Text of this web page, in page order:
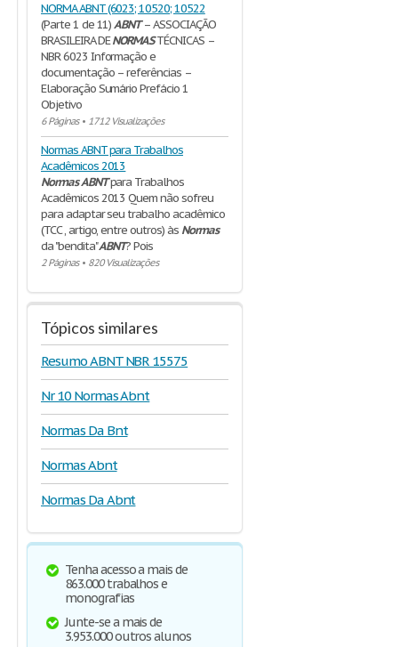
NORMA ABNT (6023; 10520; 10522
(Parte 1 de 11)ABNT– ASSOCIAÇÃO
BRASILEIRA DENORMASTÉCNICAS –
NBR 6023 Informação e
documentação – referências –
Elaboração Sumário Prefácio 1
Objetivo
6 Páginas• 1712 Visualizações
Normas ABNT para Trabalhos
Acadêmicos 2013
NormasABNTpara Trabalhos
Acadêmicos 2013 Quem não sofreu
para adaptar seu trabalho acadêmico
(TCC , artigo, entre outros) às Normas
da "bendita"ABNT? Pois
2 Páginas• 820 Visualizações
Tópicos similares
Resumo ABNT NBR 15575
Nr 10 Normas Abnt
Normas Da Bnt
Normas Abnt
Normas Da Abnt
Tenha acesso a mais de
863.000 trabalhos e
monografias
Junte-se a mais de
3.953.000 outros alunos